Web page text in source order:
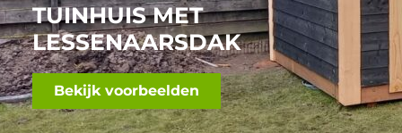
TUINHUIS MET
LESSENAARSDAK
Bekijk voorbeelden